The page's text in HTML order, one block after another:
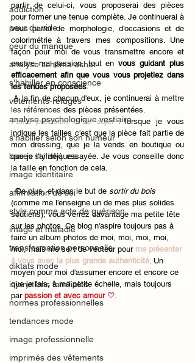
addiction
peur du vide
peur du manque
analyse schéma achat
s'habiller en conscience
vêtements-refuges
analyse psychologique vestiaire
s'habiller selon son humeur
bases stylistiques
image identitaire
affirmation de soi
style comme acte de guérison
image et maladie
transformation personnelle
diktats mode
injonctions familiales
normes professionnelles
tendances mode
image professionnelle
imprimés des vêtements
partir de celui-ci, vous proposerai des pièces
pour former une tenue complète. Je continuerai à
vous parler de morphologie, d'occasions et de
colorimétrie à travers mes compositions. Une
façon pour moi de vous transmettre encore et
encore ma passion, tout en vous guidant plus
efficacement afin que vous vous projetiez dans
les tenues proposées.
A la fin de chacun d'eux, je continuerai à mettre
les références des pièces présentées.
Petite précision à ce sujet : lorsque je vous
indique les tailles c'est que la pièce fait partie de
mon dressing, que je la vends en boutique ou
que je l'ai déjà essayée. Je vous conseille donc
la taille en fonction de cela.
  De plus, et dans le but de
sortir du bois
(comme me l'enseigne un de mes plus solides
soutiens), vous verrez davantage ma petite tête
sur les photos. Ce blog n'aspire toujours pas à
faire un album photos de moi, moi, moi, moi,
moi, mais me sert de vecteur pour me présenter
à vous avec la plus grande authenticité. Un
moyen pour moi d'assumer encore et encore ce
que je fais, à ma petite échelle, mais toujours
par passion et avec amour ♡.